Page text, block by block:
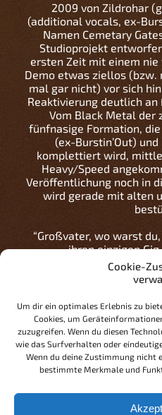
Cookie-
Um dir ein optimales Erlebnis zu
Cookies, um
zuzugreifen. Wenn du diesen
wie das Surfverhalten oder
Wenn du deine Zustimmung nicht
bestimmte Merkmale und
2009 von Zildrohar
(additional vocals, ex-
Namen Cemetary
Studioprojekt
ersten Zeit mit einem
Demo etwas ziellos (bzw.
mal gar nicht) vor sich
Reaktivierung deutlich
Vom Black Metal der
fünfnasige Formation,
(ex-Burstin’Out)
komplettiert wird,
Heavy/Speed
Veröffentlichung noch in
wird gerade mit alten
“Großvater, wo warst du,
ihren einzigen
Wenn ihr wollt, dass
ein Ticket für das
auch noch mind. ein
Ausgabe) und antwortet
den Augen: “Ich hab den
den Auftritt